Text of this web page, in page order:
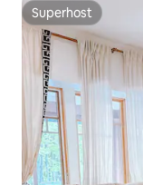
Superhost
Superhost